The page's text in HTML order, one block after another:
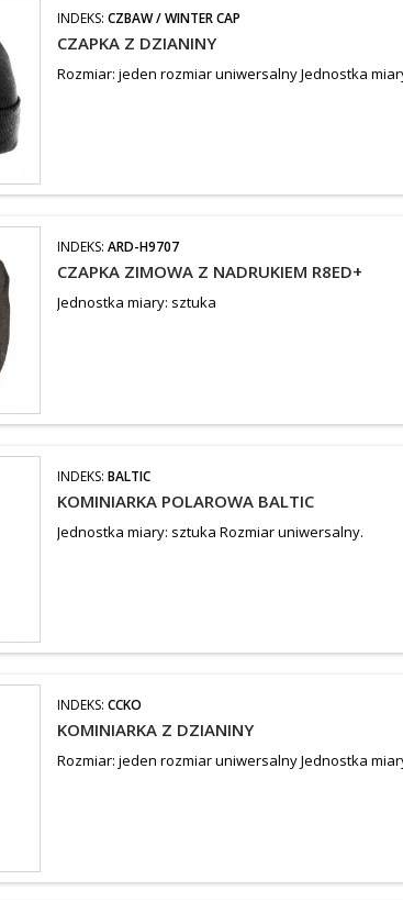
INDEKS:CZBAW / WINTER CAP
CZAPKA Z DZIANINY
Rozmiar: jeden rozmiar uniwersalny Jednostka
INDEKS:ARD-H9707
CZAPKA ZIMOWA Z NADRUKIEM R8ED+
Jednostka miary: sztuka
INDEKS:BALTIC
KOMINIARKA POLAROWA BALTIC
Jednostka miary: sztuka Rozmiar uniwersalny.
INDEKS:CCKO
KOMINIARKA Z DZIANINY
Rozmiar: jeden rozmiar uniwersalny Jednostka